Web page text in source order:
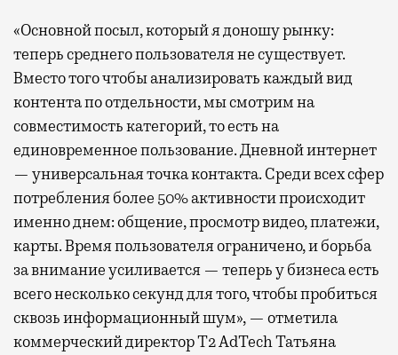
«Основной посыл, который я доношу рынку:
теперь среднего пользователя не существует.
Вместо того чтобы анализировать каждый вид
контента по отдельности, мы смотрим на
совместимость категорий, то есть на
единовременное пользование. Дневной интернет
— универсальная точка контакта. Среди всех сфер
потребления более 50% активности происходит
именно днем: общение, просмотр видео, платежи,
карты. Время пользователя ограничено, и борьба
за внимание усиливается — теперь у бизнеса есть
всего несколько секунд для того, чтобы пробиться
сквозь информационный шум», — отметила
коммерческий директор Т2 AdTech Татьяна